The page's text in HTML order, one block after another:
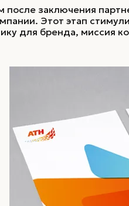
после заключения
Этот этап
для бренда, миссия